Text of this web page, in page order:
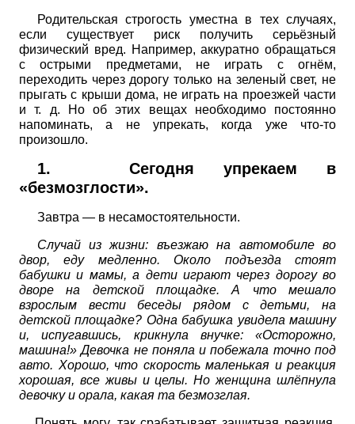
Родительская строгость уместна в тех случаях,
если существует риск получить серьёзный
физический вред. Например, аккуратно обращаться
с острыми предметами, не играть с огнём,
переходить через дорогу только на зеленый свет, не
прыгать с крыши дома, не играть на проезжей части
и т. д. Но об этих вещах необходимо постоянно
напоминать, а не упрекать, когда уже что-то
произошло.
1.
Сегодня упрекаем в
«безмозглости».
Завтра — в несамостоятельности.
Случай из жизни: въезжаю на автомобиле во
двор, еду медленно. Около подъезда стоят
бабушки и мамы, а дети играют через дорогу во
дворе на детской площадке. А что мешало
взрослым вести беседы рядом с детьми, на
детской площадке? Одна бабушка увидела машину
и, испугавшись, крикнула внучке: «Осторожно,
машина!» Девочка не поняла и побежала точно под
авто. Хорошо, что скорость маленькая и реакция
хорошая, все живы и целы. Но женщина шлёпнула
девочку и орала, какая та безмозглая.